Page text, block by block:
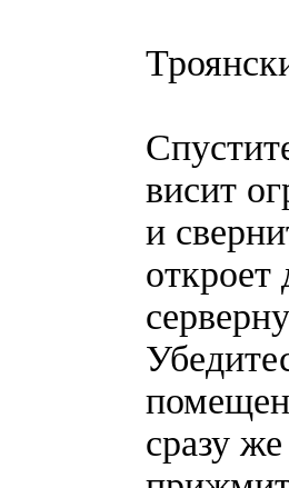
висит
и
откроет
сразу